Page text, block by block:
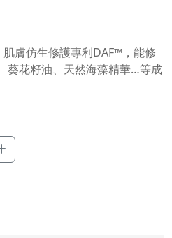
膚仿生修護專利DAF™，能修
葵花籽油、天然海藻精華…等成